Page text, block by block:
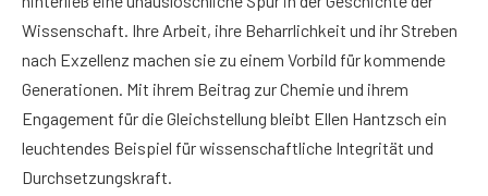
Wissenschaft. Ihre Arbeit, ihre Beharrlichkeit und ihr Streben
nach Exzellenz machen sie zu einem Vorbild für kommende
Generationen. Mit ihrem Beitrag zur Chemie und ihrem
Engagement für die Gleichstellung bleibt Ellen Hantzsch ein
leuchtendes Beispiel für wissenschaftliche Integrität und
Durchsetzungskraft.